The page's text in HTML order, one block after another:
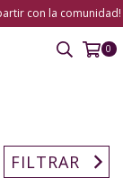
con la comunidad!
0
FILTRAR